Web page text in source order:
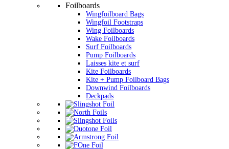
Foilboards
Wingfoilboard Bags
Wingfoil Footstraps
Wing Foilboards
Wake Foilboards
Surf Foilboards
Pump Foilboards
Laisses kite et surf
Kite Foilboards
Kite + Pump Foilboard Bags
Downwind Foilboards
Deckpads